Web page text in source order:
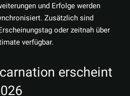
und Erfolge werden
Zusätzlich sind
oder zeitnah über
verfügbar.
erscheint